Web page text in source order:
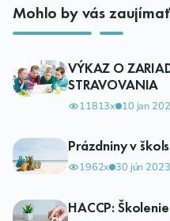
Mohlo by vás zaujímať
VÝKAZ O
STRAVOVANIA
11813x 10 jan
Prázdniny v
1962x 30 jún 2023
HACCP: